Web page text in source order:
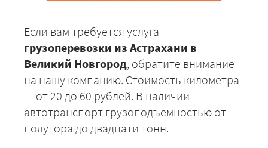
Если вам требуется услуга
грузоперевозки из Астрахани в
Великий Новгород, обратите внимание
на нашу компанию. Стоимость километра
— от 20 до 60 рублей. В наличии
автотранспорт грузоподъемностью от
полутора до двадцати тонн.